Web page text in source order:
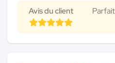
Avis du client